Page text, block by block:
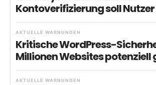
Kontoverifizierung soll
AKTUELLE WARNUNGEN
Kritische WordPress-
Millionen Websites
AKTUELLE WARNUNGEN